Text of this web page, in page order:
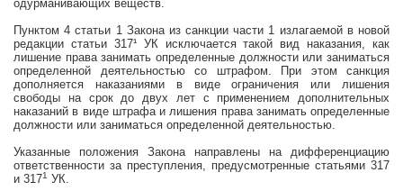
одурманивающих веществ.
Пунктом 4 статьи 1 Закона из санкции части 1 излагаемой в новой
редакции статьи 317¹ УК исключается такой вид наказания, как
лишение правазанимать определенные должности или заниматься
определенной деятельностью со штрафом. При этом санкция
дополняется наказаниями в виде ограничения или лишения
свободы на срок до двух лет с применением дополнительных
наказаний в виде штрафа и лишения права занимать определенные
должности или заниматься определенной деятельностью.
Указанные положения Закона направлены на дифференциацию
ответственности за преступления, предусмотренные статьями 317
и 3171 УК.